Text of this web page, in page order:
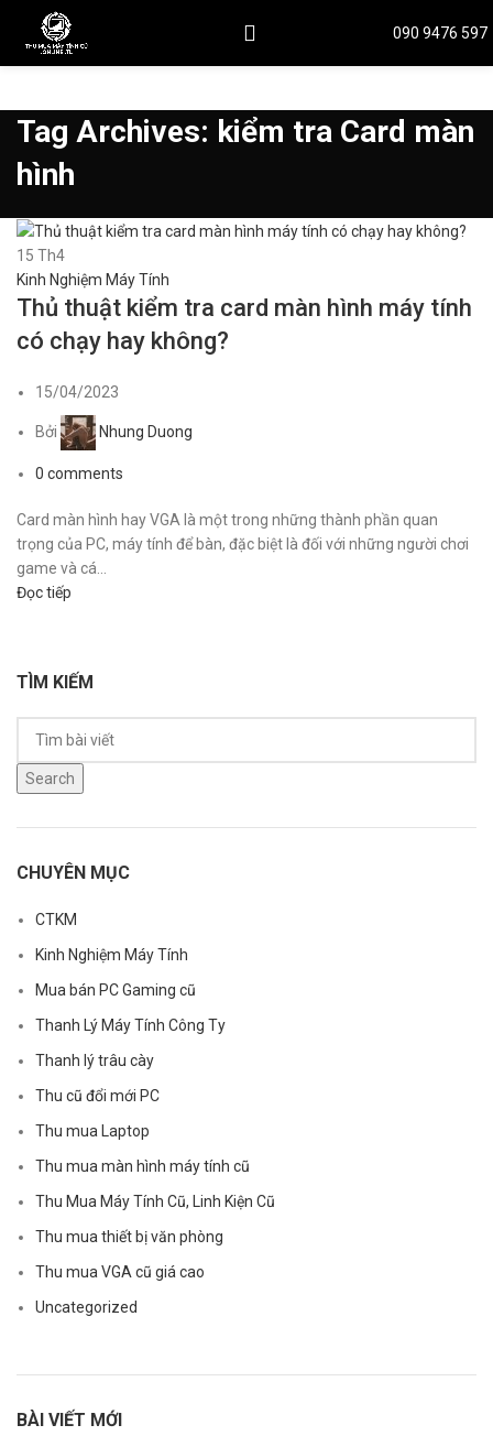
090 9476 597
Tag Archives: kiểm tra Card màn
hình
15 Th4
Kinh Nghiệm Máy Tính
Thủ thuật kiểm tra card màn hình máy tính
có chạy hay không?
15/04/2023
Bởi Nhung Duong
0 comments
Card màn hình hay VGA là một trong những thành phần quan
trọng của PC, máy tính để bàn, đặc biệt là đối với những người chơi
game và cá...
Đọc tiếp
TÌM KIẾM
Search
CHUYÊN MỤC
CTKM
Kinh Nghiệm Máy Tính
Mua bán PC Gaming cũ
Thanh Lý Máy Tính Công Ty
Thanh lý trâu cày
Thu cũ đổi mới PC
Thu mua Laptop
Thu mua màn hình máy tính cũ
Thu Mua Máy Tính Cũ, Linh Kiện Cũ
Thu mua thiết bị văn phòng
Thu mua VGA cũ giá cao
Uncategorized
BÀI VIẾT MỚI